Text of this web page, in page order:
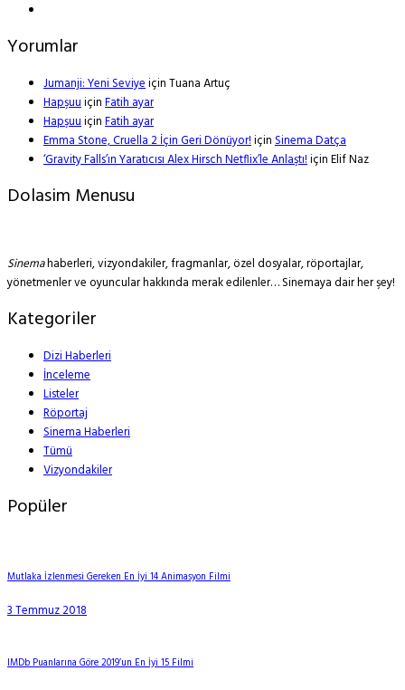
Yorumlar
Jumanji: Yeni SeviyeiçinTuana Artuç
HapşuuiçinFatih ayar
HapşuuiçinFatih ayar
Emma Stone, Cruella 2 İçin Geri Dönüyor!içinSinema Datça
‘Gravity Falls’ın Yaratıcısı Alex Hirsch Netflix’le Anlaştı!içinElif Naz
Dolasim Menusu
Sinemahaberleri, vizyondakiler, fragmanlar, özel dosyalar, röportajlar,
yönetmenler ve oyuncular hakkında merak edilenler… Sinemaya dair her şey!
Kategoriler
Dizi Haberleri
İnceleme
Listeler
Röportaj
Sinema Haberleri
Tümü
Vizyondakiler
Popüler
Mutlaka İzlenmesi Gereken En İyi 14 Animasyon Filmi
3 Temmuz 2018
IMDb Puanlarına Göre 2019’un En İyi 15 Filmi